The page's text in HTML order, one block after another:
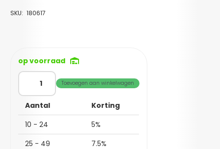
SKU: 180617
op voorraad
PowerHandle
25m
26
garen
aantal
Toevoegen aan winkelwagen
Aantal
Korting
10 - 24
5%
25 - 49
7.5%